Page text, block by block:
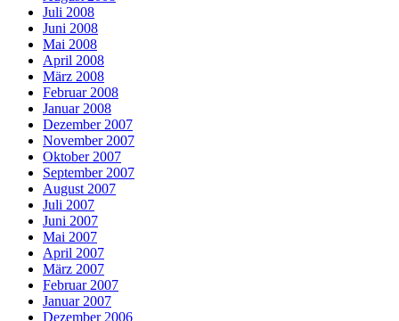
Juli 2008
Juni 2008
Mai 2008
April 2008
März 2008
Februar 2008
Januar 2008
Dezember 2007
November 2007
Oktober 2007
September 2007
August 2007
Juli 2007
Juni 2007
Mai 2007
April 2007
März 2007
Februar 2007
Januar 2007
Dezember 2006